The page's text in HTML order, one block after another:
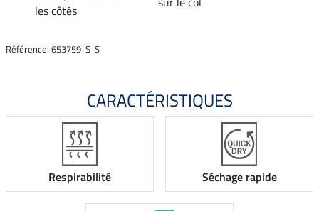
les côtés
Référence: 653759-S-S
CARACTÉRISTIQUES
Respirabilité Séchage rapide